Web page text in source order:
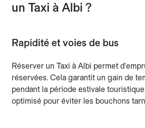
un Taxi à Albi ?
Rapidité et voies de bus
Réserver un Taxi à Albi permet
réservées. Cela garantit un gain de
pendant la période estivale
optimisé pour éviter les bouchons